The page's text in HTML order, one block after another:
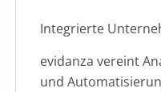
Integrierte
evidanza vereint
und